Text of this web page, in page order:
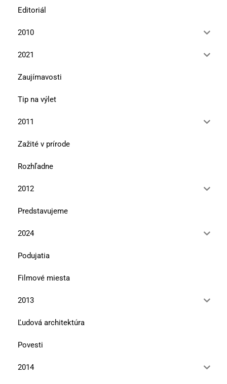
Editoriál
2010
2021
Zaujímavosti
Tip na výlet
2011
Zažité v prírode
Rozhľadne
2012
Predstavujeme
2024
Podujatia
Filmové miesta
2013
Ľudová architektúra
Povesti
2014